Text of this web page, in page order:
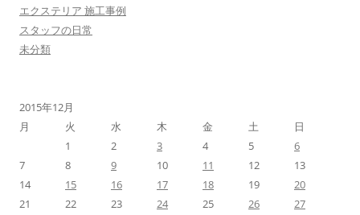
エクステリア 施工事例
スタッフの日常
未分類
2015年12月
月
火 水 木 金 土
日
1
2 3 4 5
6
7
8 9 10 11 12
13
14
15 16 17 18 19
20
21
22 23 24 25 26
27